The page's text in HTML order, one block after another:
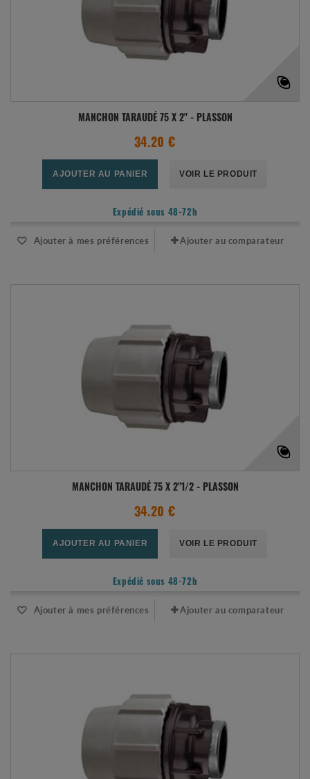
MANCHON TARAUDÉ 75 X 2" - PLASSON
34.20 €
AJOUTER AU PANIER VOIR LE PRODUIT
Expédié sous 48-72h
Ajouter à mes préférences Ajouter au comparateur
MANCHON TARAUDÉ 75 X 2"1/2 - PLASSON
34.20 €
AJOUTER AU PANIER VOIR LE PRODUIT
Expédié sous 48-72h
Ajouter à mes préférences Ajouter au comparateur